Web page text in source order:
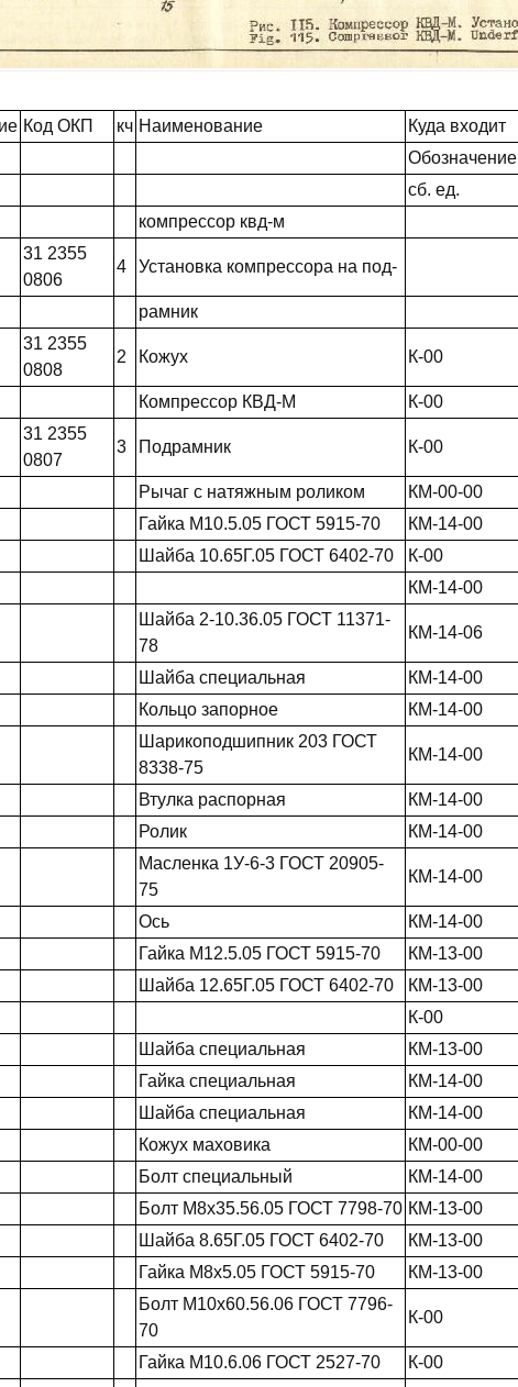
Код ОКП кч Наименование
Куда входит
Обозначение
сб. ед.
компрессор квд-м
31 2355
0806
4 Установка компрессора на под-
рамник
31 2355
0808
2 Кожух К-00
Компрессор КВД-М К-00
31 2355
0807
3 Подрамник К-00
Рычаг с натяжным роликом КМ-00-00
Гайка М10.5.05 ГОСТ 5915-70 КМ-14-00
Шайба 10.65Г.05 ГОСТ 6402-70
К-00
КМ-14-00
Шайба 2-10.36.05 ГОСТ 11371-
78
КМ-14-06
Шайба специальная КМ-14-00
Кольцо запорное КМ-14-00
Шарикоподшипник 203 ГОСТ
8338-75
КМ-14-00
Втулка распорная КМ-14-00
Ролик КМ-14-00
Масленка 1У-6-3 ГОСТ 20905-
75
КМ-14-00
Ось КМ-14-00
Гайка М12.5.05 ГОСТ 5915-70 КМ-13-00
Шайба 12.65Г.05 ГОСТ 6402-70 КМ-13-00
К-00
Шайба специальная КМ-13-00
Гайка специальная КМ-14-00
Шайба специальная КМ-14-00
Кожух маховика КМ-00-00
Болт специальный КМ-14-00
Болт М8х35.56.05 ГОСТ 7798-70 КМ-13-00
Шайба 8.65Г.05 ГОСТ 6402-70 КМ-13-00
Гайка М8х5.05 ГОСТ 5915-70 КМ-13-00
Болт М10х60.56.06 ГОСТ 7796-
70
К-00
Гайка М10.6.06 ГОСТ 2527-70 К-00